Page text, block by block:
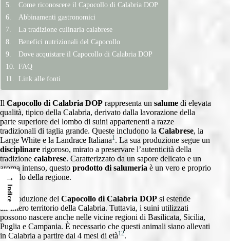
Come riconoscere il Capocollo di Calabria DOP
Abbinamenti gastronomici
La tradizione culinaria calabrese
Benefici nutrizionali del Capocollo
Dove acquistare il Capocollo di Calabria DOP
FAQ
Link alle fonti
Il Capocollo di Calabria DOP rappresenta un salume di elevata
qualità, tipico della Calabria, derivato dalla lavorazione della
parte superiore del lombo di suini appartenenti a razze
tradizionali di taglia grande. Queste includono la Calabrese, la
Large White e la Landrace Italiana1. La sua produzione segue un
disciplinare rigoroso, mirato a preservare l’autenticità della
tradizione calabrese. Caratterizzato da un sapore delicato e un
aroma intenso, questo prodotto di salumeria è un vero e proprio
simbolo della regione.
La produzione del Capocollo di Calabria DOP si estende
all’intero territorio della Calabria. Tuttavia, i suini utilizzati
possono nascere anche nelle vicine regioni di Basilicata, Sicilia,
Puglia e Campania. È necessario che questi animali siano allevati
in Calabria a partire dai 4 mesi di età12.
→
Indice